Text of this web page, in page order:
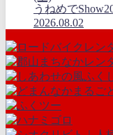
うねめで
2026.08.02